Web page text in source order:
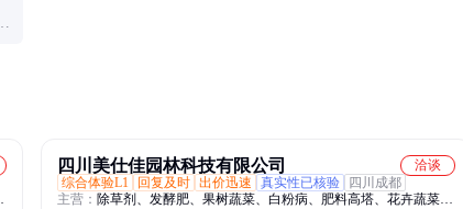
四川美仕佳园林科技有限公司
洽谈
综合体验L1
回复及时 出价迅速 真实性已核验
四川成都
主营： 除草剂、发酵肥、果树蔬菜、白粉病、肥料高塔、花卉蔬菜、